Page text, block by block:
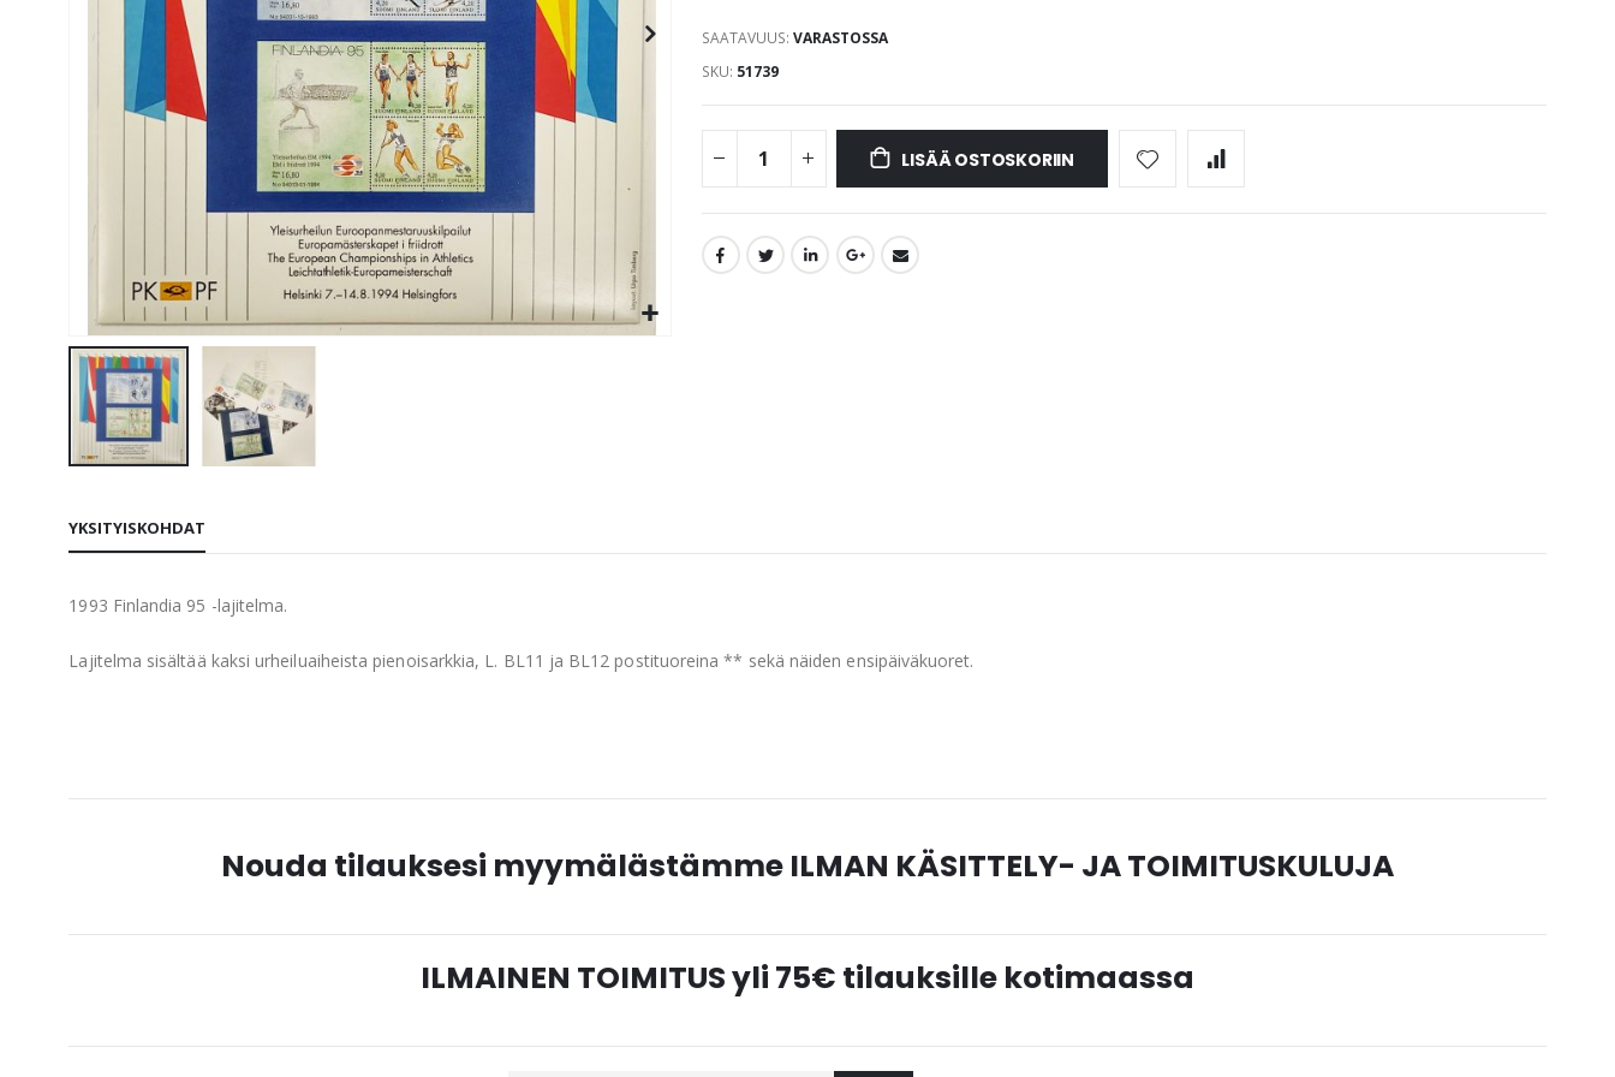
the
of
images
SAATAVUUS: VARASTOSSA
SKU 51739
LISÄÄ OSTOSKORIIN
YKSITYISKOHDAT
1993 Finlandia 95 -lajitelma.
Lajitelma sisältää kaksi urheiluaiheista pienoisarkkia, L. BL11 ja BL12 postituoreina ** sekä näiden ensipäiväkuoret.
Nouda tilauksesi myymälästämme ILMAN KÄSITTELY- JA TOIMITUSKULUJA
ILMAINEN TOIMITUS yli 75€ tilauksille kotimaassa